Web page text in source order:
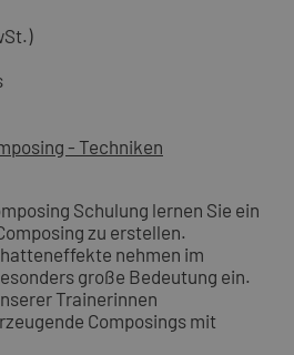
- Techniken
Schulung lernen Sie ein
zu erstellen.
nehmen im
große Bedeutung ein.
Trainerinnen
Composings mit